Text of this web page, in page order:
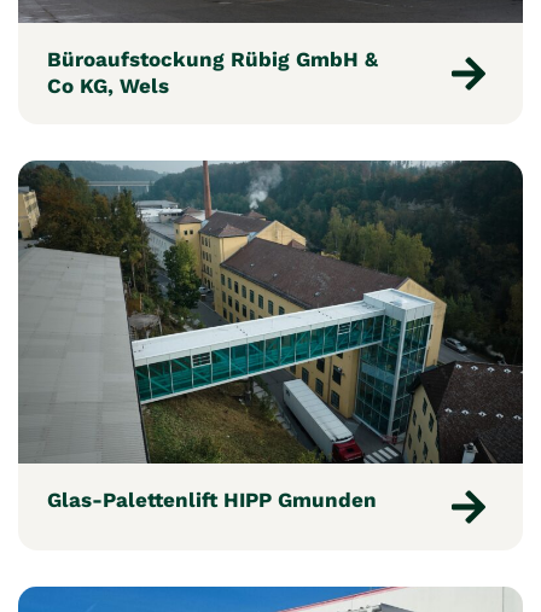
Büroaufstockung Rübig GmbH &
Co KG, Wels
Glas-Palettenlift HIPP Gmunden